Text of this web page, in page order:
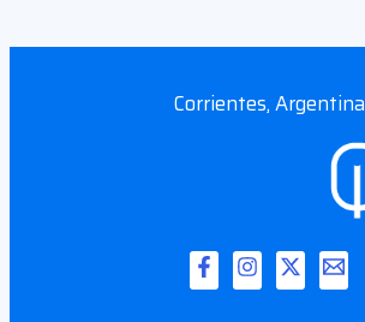
Corrientes, Argentina